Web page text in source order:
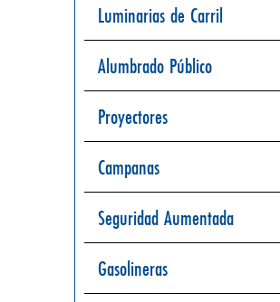
Luminarias de Carril
Alumbrado Público
Proyectores
Campanas
Seguridad Aumentada
Gasolineras